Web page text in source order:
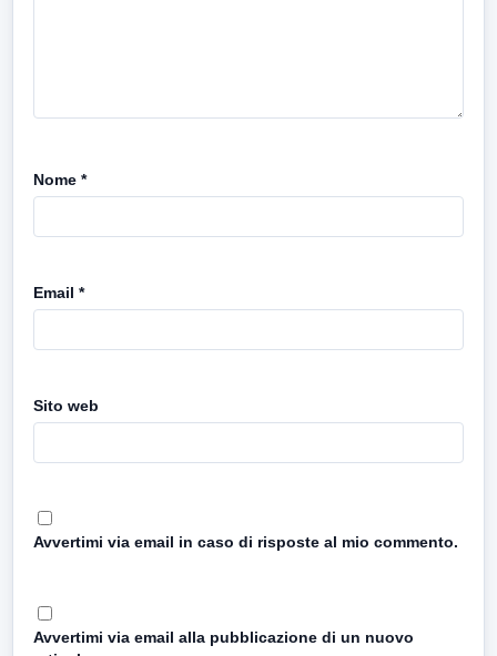
Nome *
Email *
Sito web
Avvertimi via email in caso di risposte al mio commento.
Avvertimi via email alla pubblicazione di un nuovo